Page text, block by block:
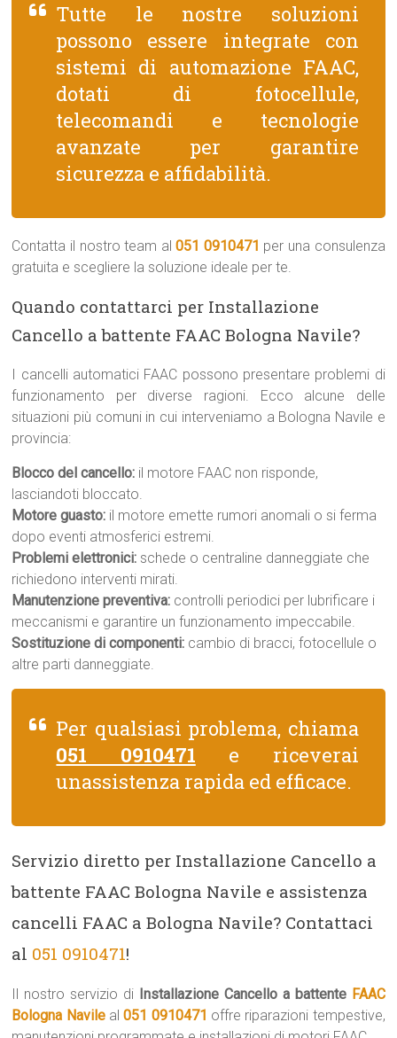
Tutte le nostre soluzioni
possono essere integrate con
sistemi di automazione FAAC,
dotati di fotocellule,
telecomandi e tecnologie
avanzate per garantire
sicurezza e affidabilità.
Contatta il nostro team al051 0910471 per una consulenza
gratuita e scegliere la soluzione ideale per te.
Quando contattarci per Installazione
Cancello a battente FAAC Bologna Navile?
I cancelli automatici FAAC possono presentare problemi di
funzionamento per diverse ragioni. Ecco alcune delle
situazioni più comuni in cui interveniamo a Bologna Navile e
provincia:
Blocco del cancello: il motore FAAC non risponde,
lasciandoti bloccato.
Motore guasto: il motore emette rumori anomali o si ferma
dopo eventi atmosferici estremi.
Problemi elettronici: schede o centraline danneggiate che
richiedono interventi mirati.
Manutenzione preventiva: controlli periodici per lubrificare i
meccanismi e garantire un funzionamento impeccabile.
Sostituzione di componenti: cambio di bracci, fotocellule o
altre parti danneggiate.
Per qualsiasi problema, chiama
051 0910471 e riceverai
unassistenza rapida ed efficace.
Servizio diretto per Installazione Cancello a
battente FAAC Bologna Navile e assistenza
cancelli FAAC a Bologna Navile? Contattaci
al 051 0910471!
Il nostro servizio di Installazione Cancello a battente FAAC
Bologna Navileal051 0910471 offre riparazioni tempestive,